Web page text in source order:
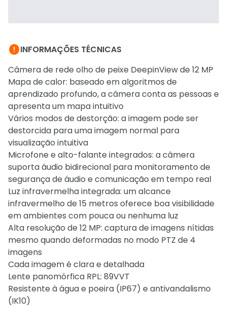
INFORMAÇÕES TÉCNICAS
Câmera de rede olho de peixe DeepinView de 12 MP
Mapa de calor: baseado em algoritmos de
aprendizado profundo, a câmera conta as pessoas e
apresenta um mapa intuitivo
Vários modos de destorção: a imagem pode ser
destorcida para uma imagem normal para
visualização intuitiva
Microfone e alto-falante integrados: a câmera
suporta áudio bidirecional para monitoramento de
segurança de áudio e comunicação em tempo real
Luz infravermelha integrada: um alcance
infravermelho de 15 metros oferece boa visibilidade
em ambientes com pouca ou nenhuma luz
Alta resolução de 12 MP: captura de imagens nítidas
mesmo quando deformadas no modo PTZ de 4
imagens
Cada imagem é clara e detalhada
Lente panomórfica RPL: 89VVT
Resistente à água e poeira (IP67) e antivandalismo
(IK10)